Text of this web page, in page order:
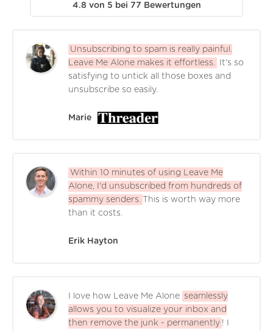
4.8 von 5 bei 77 Bewertungen
Unsubscribing to spam is really painful.
Leave Me Alone makes it effortless.
It's so
satisfying to untick all those boxes and
unsubscribe so easily.
Marie
Within 10 minutes of using Leave Me
Alone, I'd unsubscribed from hundreds of
spammy senders. This is worth way more
than it costs.
Erik Hayton
I love how Leave Me Alone seamlessly
allows you to visualize your inbox and
then remove the junk - permanently ! I